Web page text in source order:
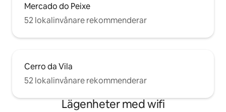
Mercado do Peixe
52 lokalinvånare rekommenderar
Cerro da Vila
52 lokalinvånare rekommenderar
Lägenheter med wifi